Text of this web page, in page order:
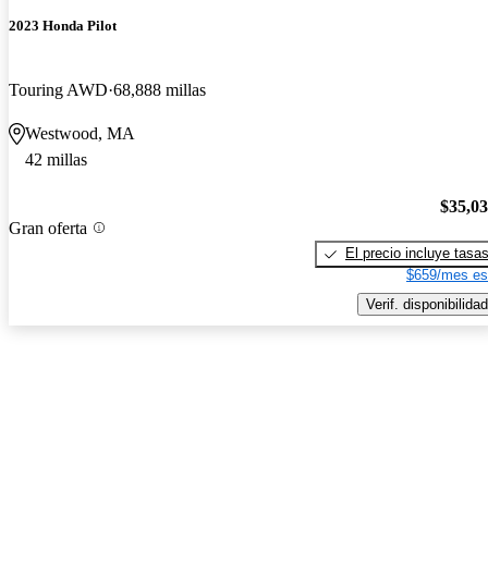
2023 Honda Pilot
Touring AWD 68,888 millas
Westwood, MA
42 millas
Gran oferta
El precio incluye tasas
$659/mes
Verif. disponibilidad